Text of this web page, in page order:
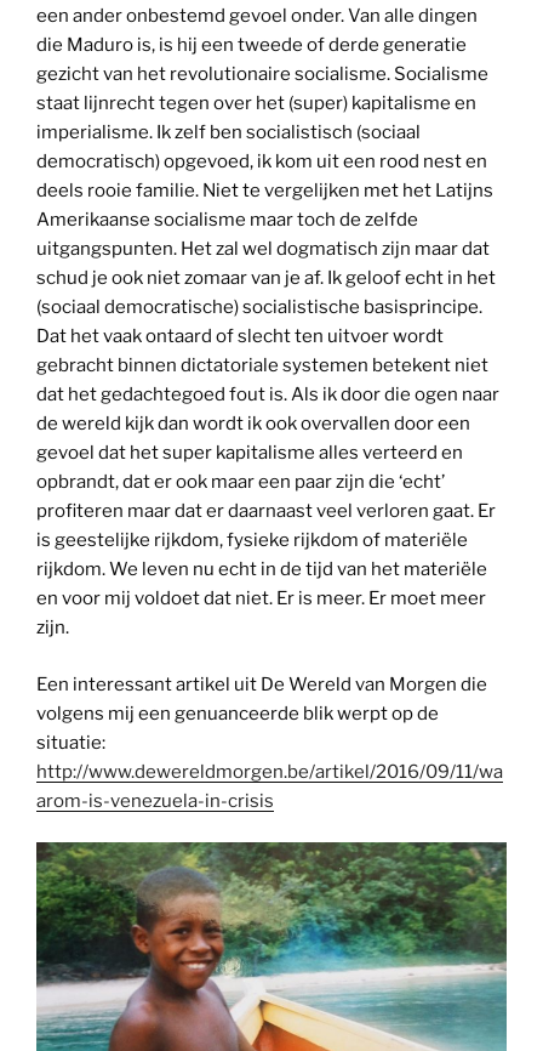
een ander onbestemd gevoel onder. Van alle dingen
die Maduro is, is hij een tweede of derde generatie
gezicht van het revolutionaire socialisme. Socialisme
staat lijnrecht tegen over het (super) kapitalisme en
imperialisme. Ik zelf ben socialistisch (sociaal
democratisch) opgevoed, ik kom uit een rood nest en
deels rooie familie. Niet te vergelijken met het Latijns
Amerikaanse socialisme maar toch de zelfde
uitgangspunten. Het zal wel dogmatisch zijn maar dat
schud je ook niet zomaar van je af. Ik geloof echt in het
(sociaal democratische) socialistische basisprincipe.
Dat het vaak ontaard of slecht ten uitvoer wordt
gebracht binnen dictatoriale systemen betekent niet
dat het gedachtegoed fout is. Als ik door die ogen naar
de wereld kijk dan wordt ik ook overvallen door een
gevoel dat het super kapitalisme alles verteerd en
opbrandt, dat er ook maar een paar zijn die ‘echt’
profiteren maar dat er daarnaast veel verloren gaat. Er
is geestelijke rijkdom, fysieke rijkdom of materiële
rijkdom. We leven nu echt in de tijd van het materiële
en voor mij voldoet dat niet. Er is meer. Er moet meer
zijn.
Een interessant artikel uit De Wereld van Morgen die
volgens mij een genuanceerde blik werpt op de
situatie:
http://www.dewereldmorgen.be/artikel/2016/09/11/wa
arom-is-venezuela-in-crisis